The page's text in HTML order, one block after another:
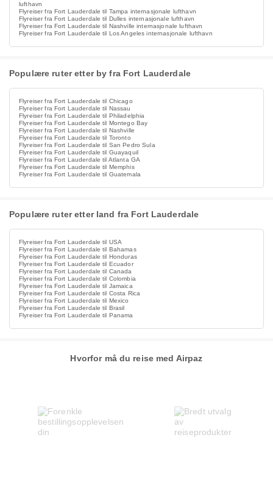
lufthavn
Flyreiser fra Fort Lauderdale til Tampa internasjonale lufthavn
Flyreiser fra Fort Lauderdale til Dulles internasjonale lufthavn
Flyreiser fra Fort Lauderdale til Nashville internasjonale lufthavn
Flyreiser fra Fort Lauderdale til Los Angeles internasjonale lufthavn
Populære ruter etter by fra Fort Lauderdale
Flyreiser fra Fort Lauderdale til Chicago
Flyreiser fra Fort Lauderdale til Nassau
Flyreiser fra Fort Lauderdale til Philadelphia
Flyreiser fra Fort Lauderdale til Montego Bay
Flyreiser fra Fort Lauderdale til Nashville
Flyreiser fra Fort Lauderdale til Toronto
Flyreiser fra Fort Lauderdale til San Pedro Sula
Flyreiser fra Fort Lauderdale til Guayaquil
Flyreiser fra Fort Lauderdale til Atlanta GA
Flyreiser fra Fort Lauderdale til Memphis
Flyreiser fra Fort Lauderdale til Guatemala
Populære ruter etter land fra Fort Lauderdale
Flyreiser fra Fort Lauderdale til USA
Flyreiser fra Fort Lauderdale til Bahamas
Flyreiser fra Fort Lauderdale til Honduras
Flyreiser fra Fort Lauderdale til Ecuador
Flyreiser fra Fort Lauderdale til Canada
Flyreiser fra Fort Lauderdale til Colombia
Flyreiser fra Fort Lauderdale til Jamaica
Flyreiser fra Fort Lauderdale til Costa Rica
Flyreiser fra Fort Lauderdale til Mexico
Flyreiser fra Fort Lauderdale til Brasil
Flyreiser fra Fort Lauderdale til Panama
Hvorfor må du reise med Airpaz